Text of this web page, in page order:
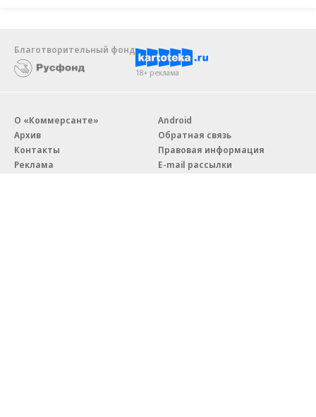
Благотворительный фонд
18+ реклама
О «Коммерсанте»
Архив
Контакты
Реклама
Android
Обратная связь
Правовая информация
E-mail рассылки